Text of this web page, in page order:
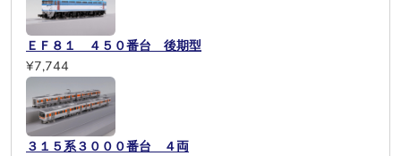
ＥＦ８１ ４５０番台 後期型
¥7,744
３１５系３０００番台 ４両